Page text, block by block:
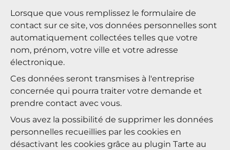
Lorsque que vous remplissez le formulaire de
contact sur ce site, vos données personnelles sont
automatiquement collectées telles que votre
nom, prénom, votre ville et votre adresse
électronique.
Ces données seront transmises à l'entreprise
concernée qui pourra traiter votre demande et
prendre contact avec vous.
Vous avez la possibilité de supprimer les données
personnelles recueillies par les cookies en
désactivant les cookies grâce au plugin Tarte au